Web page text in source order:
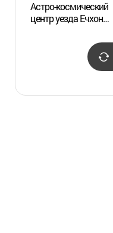
Астро-космический
центр уезда Ечхон